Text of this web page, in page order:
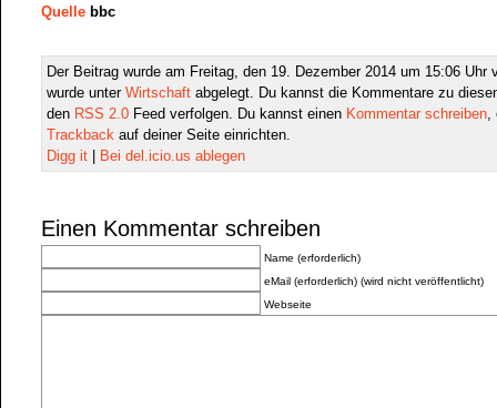
Quelle bbc
Der Beitrag wurde am Freitag, den 19. Dezember 2014 um 15:06 Uhr
wurde unter Wirtschaft abgelegt. Du kannst die Kommentare zu
den RSS 2.0 Feed verfolgen. Du kannst einen Kommentar schreiben,
Trackback auf deiner Seite einrichten.
Digg it
Bei del.icio.us ablegen
Einen Kommentar schreiben
Name (erforderlich)
eMail (erforderlich) (wird nicht veröffentlicht)
Webseite